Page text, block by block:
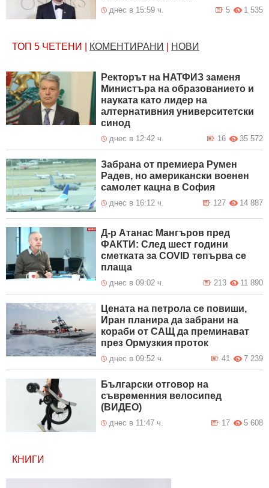
днес в 15:59 ч. 1 535
5
ТОП 5 ЧЕТЕНИ КОМЕНТИРАНИ НОВИ
Ректорът на НАТФИЗ заменя
Министъра на образованието и
науката като лидер на
алтернативния университетски
синод
днес в 12:42 ч. 35 572
16
Забрана от премиера Румен
Радев, но американски военен
самолет кацна в София
днес в 16:12 ч. 14 887
127
Д-р Атанас Мангъров пред
ФАКТИ: След шест години
сметката за COVID тепърва се
плаща
днес в 09:02 ч. 11 890
213
Цената на петрола се повиши,
Иран планира да забрани на
кораби от САЩ да преминават
през Ормузкия проток
днес в 09:52 ч. 7 239
41
Български отговор на
съвременния велосипед
(ВИДЕО)
днес в 11:47 ч. 5 608
17
КНИГИ